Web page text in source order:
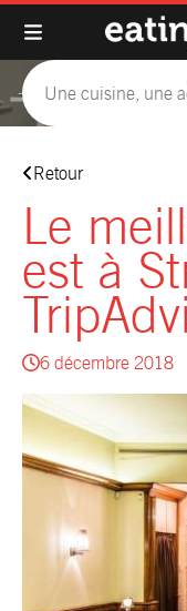
Retour
Le
est à
6 décembre 2018